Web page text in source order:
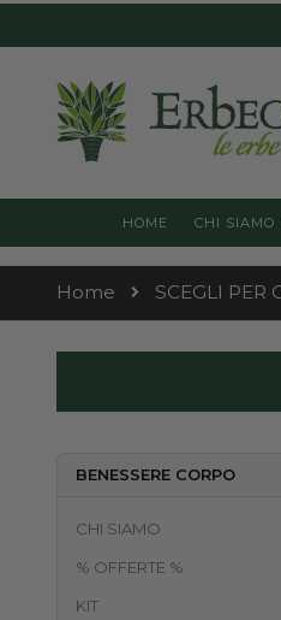
to
HOME CHI SIAMO
Home SCEGLI PER
BENESSERE CORPO
CHI SIAMO
% OFFERTE %
KIT